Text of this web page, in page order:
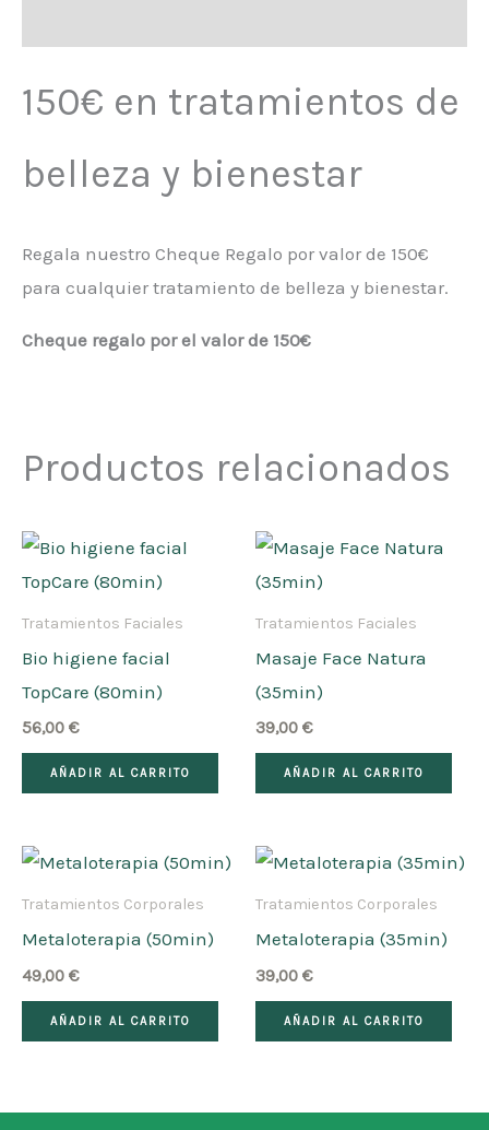
150€ en tratamientos de
belleza y bienestar
Regala nuestro Cheque Regalo por valor de 150€
para cualquier tratamiento de belleza y bienestar.
Cheque regalo por el valor de 150€
Productos relacionados
Tratamientos Faciales
Bio higiene facial
TopCare (80min)
56,00 €
AÑADIR AL CARRITO
Tratamientos Faciales
Masaje Face Natura
(35min)
39,00 €
AÑADIR AL CARRITO
Tratamientos Corporales
Metaloterapia (50min)
49,00 €
AÑADIR AL CARRITO
Tratamientos Corporales
Metaloterapia (35min)
39,00 €
AÑADIR AL CARRITO